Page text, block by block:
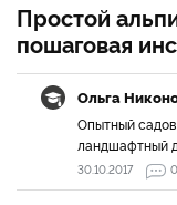
Простой
пошаговая
Ольга
Опытный
ландшафтный
30.10.2017 0